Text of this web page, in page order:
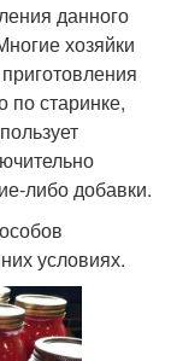
данного
хозяйки
по старинке,
либо добавки.
условиях.